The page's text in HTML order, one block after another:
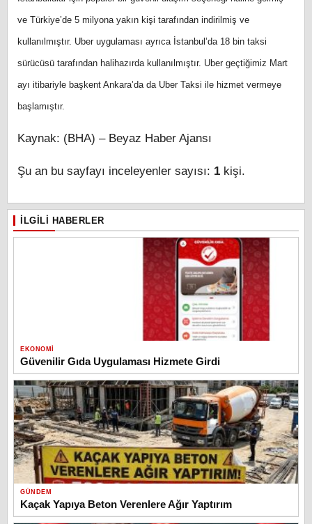
ve Türkiye’de 5 milyona yakın kişi tarafından indirilmiş ve
kullanılmıştır. Uber uygulaması ayrıca İstanbul’da 18 bin taksi
sürücüsü tarafından halihazırda kullanılmıştır. Uber geçtiğimiz Mart
ayı itibariyle başkent Ankara’da da Uber Taksi ile hizmet vermeye
başlamıştır.
Kaynak: (BHA) – Beyaz Haber Ajansı
Şu an bu sayfayı inceleyenler sayısı: 1 kişi.
İLGILI HABERLER
EKONOMI
Güvenilir Gıda Uygulaması Hizmete Girdi
GÜNDEM
Kaçak Yapıya Beton Verenlere Ağır Yaptırım